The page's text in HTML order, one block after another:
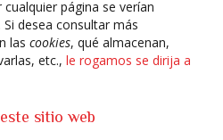
página se verían
desea consultar más
las cookies, qué almacenan,
etc., le rogamos se dirija a
sitio web